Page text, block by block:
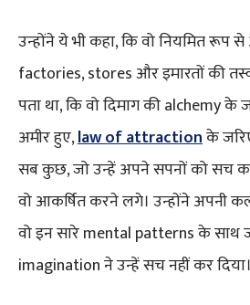
उन्होंने ये भी कहा, कि वो नियमित रूप
factories, stores और इमारतों की
पता था, कि वो दिमाग की alchemy
अमीर हुए,law of attractionके
सब कुछ, जो उन्हें अपने सपनों को सच
वो आकर्षित करने लगे। उन्होंने अपनी
वो इन सारे mental patterns के
imagination ने उन्हें सच नहीं कर दिया।